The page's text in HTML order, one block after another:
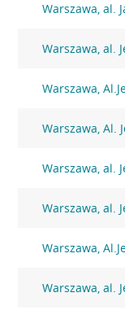
Warszawa, al.
Warszawa, al.
Warszawa,
Warszawa, Al.
Warszawa, al.
Warszawa, al.
Warszawa,
Warszawa, al.